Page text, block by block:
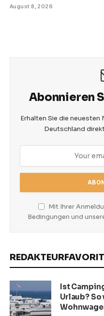
August 8, 2026
Abonnieren
Erhalten Sie die
Deutschland
Mit Ihrer
Bedingungen und
Ist
Urlaub?